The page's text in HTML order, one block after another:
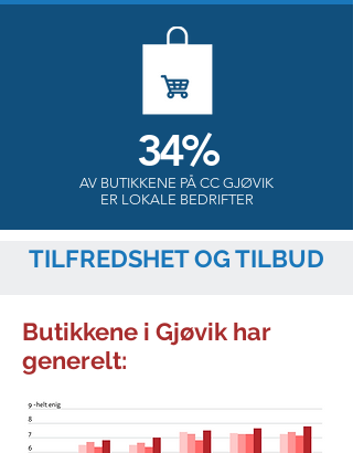
34%
AV BUTIKKENE PÅ CC GJØVIK
ER LOKALE BEDRIFTER
TILFREDSHET OG TILBUD
Butikkene i Gjøvik har
generelt: